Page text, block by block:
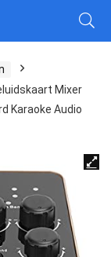
Mixer
Karaoke Audio